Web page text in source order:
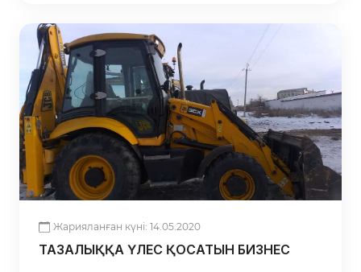
Жарияланған күні: 14.05.2020
ТАЗАЛЫҚҚА ҮЛЕС ҚОСАТЫН БИЗНЕС